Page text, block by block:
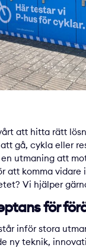
att hitta rätt
gå, cykla eller
utmaning att
att komma vidare i
Vi hjälper
för
inför stora
ny teknik,